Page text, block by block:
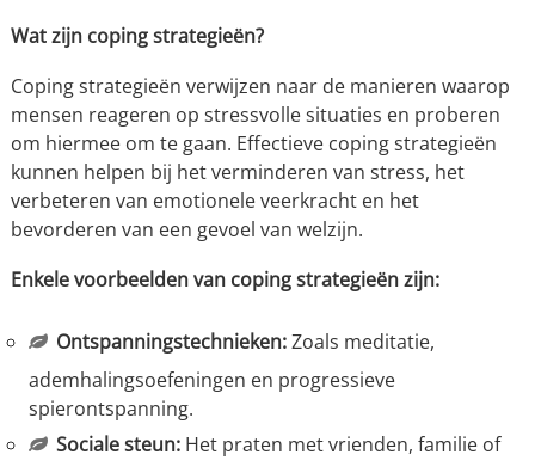
Wat zijn coping strategieën?
Coping strategieën verwijzen naar de manieren waarop
mensen reageren op stressvolle situaties en proberen
om hiermee om te gaan. Effectieve coping strategieën
kunnen helpen bij het verminderen van stress, het
verbeteren van emotionele veerkracht en het
bevorderen van een gevoel van welzijn.
Enkele voorbeelden van coping strategieën zijn:
Ontspanningstechnieken:Zoals meditatie,
ademhalingsoefeningen en progressieve
spierontspanning.
Sociale steun:Het praten met vrienden, familie of